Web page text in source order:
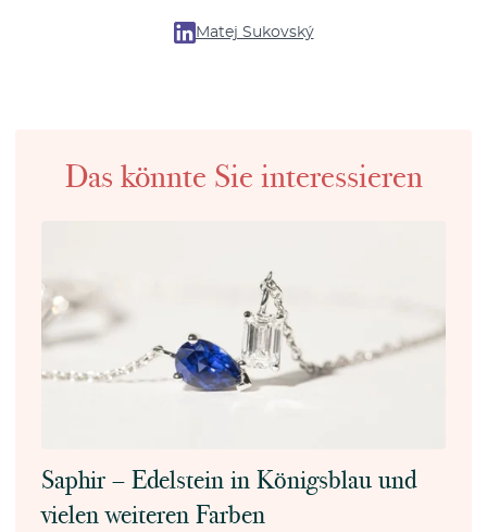
Matej Sukovský
Das könnte Sie interessieren
Saphir – Edelstein in Königsblau und
vielen weiteren Farben